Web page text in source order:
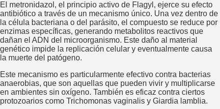
El metronidazol, el principio activo de Flagyl, ejerce su efecto
antibiótico a través de un mecanismo único. Una vez dentro de
la célula bacteriana o del parásito, el compuesto se reduce por
enzimas específicas, generando metabolitos reactivos que
dañan el ADN del microorganismo. Este daño al material
genético impide la replicación celular y eventualmente causa
la muerte del patógeno.
Este mecanismo es particularmente efectivo contra bacterias
anaerobias, que son aquellas que pueden vivir y multiplicarse
en ambientes sin oxígeno. También es eficaz contra ciertos
protozoarios como Trichomonas vaginalis y Giardia lamblia.